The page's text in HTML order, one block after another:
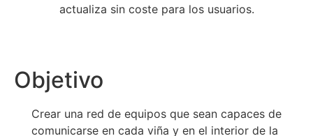
actualiza sin coste para los usuarios.
Objetivo
Crear una red de equipos que sean capaces de
comunicarse en cada viña y en el interior de la